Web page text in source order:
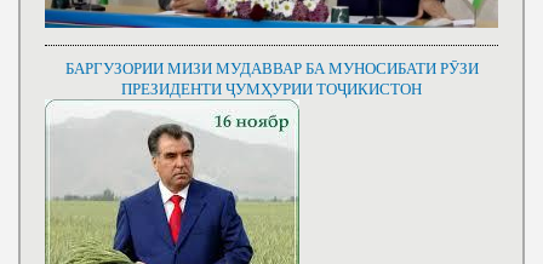
БАРГУЗОРИИ МИЗИ МУДАВВАР БА МУНОСИБАТИ РӮЗИ
ПРЕЗИДЕНТИ ҶУМҲУРИИ ТОҶИКИСТОН